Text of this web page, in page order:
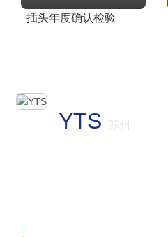
插头年度确认检验
YTS 苏州